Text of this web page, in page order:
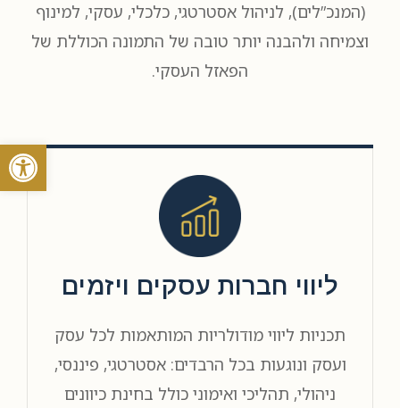
פתח
(המנכ”לים), לניהול אסטרטגי, כלכלי, עסקי, למינוף
וצמיחה ולהבנה יותר טובה של התמונה הכוללת של
הפאזל העסקי.
ליווי חברות עסקים ויזמים
תכניות ליווי מודולריות המותאמות לכל עסק
ועסק ונוגעות בכל הרבדים: אסטרטגי, פיננסי,
ניהולי, תהליכי ואימוני כולל בחינת כיוונים